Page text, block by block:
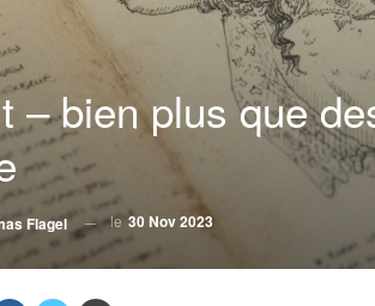
– bien plus que
Flagel le 30 Nov 2023